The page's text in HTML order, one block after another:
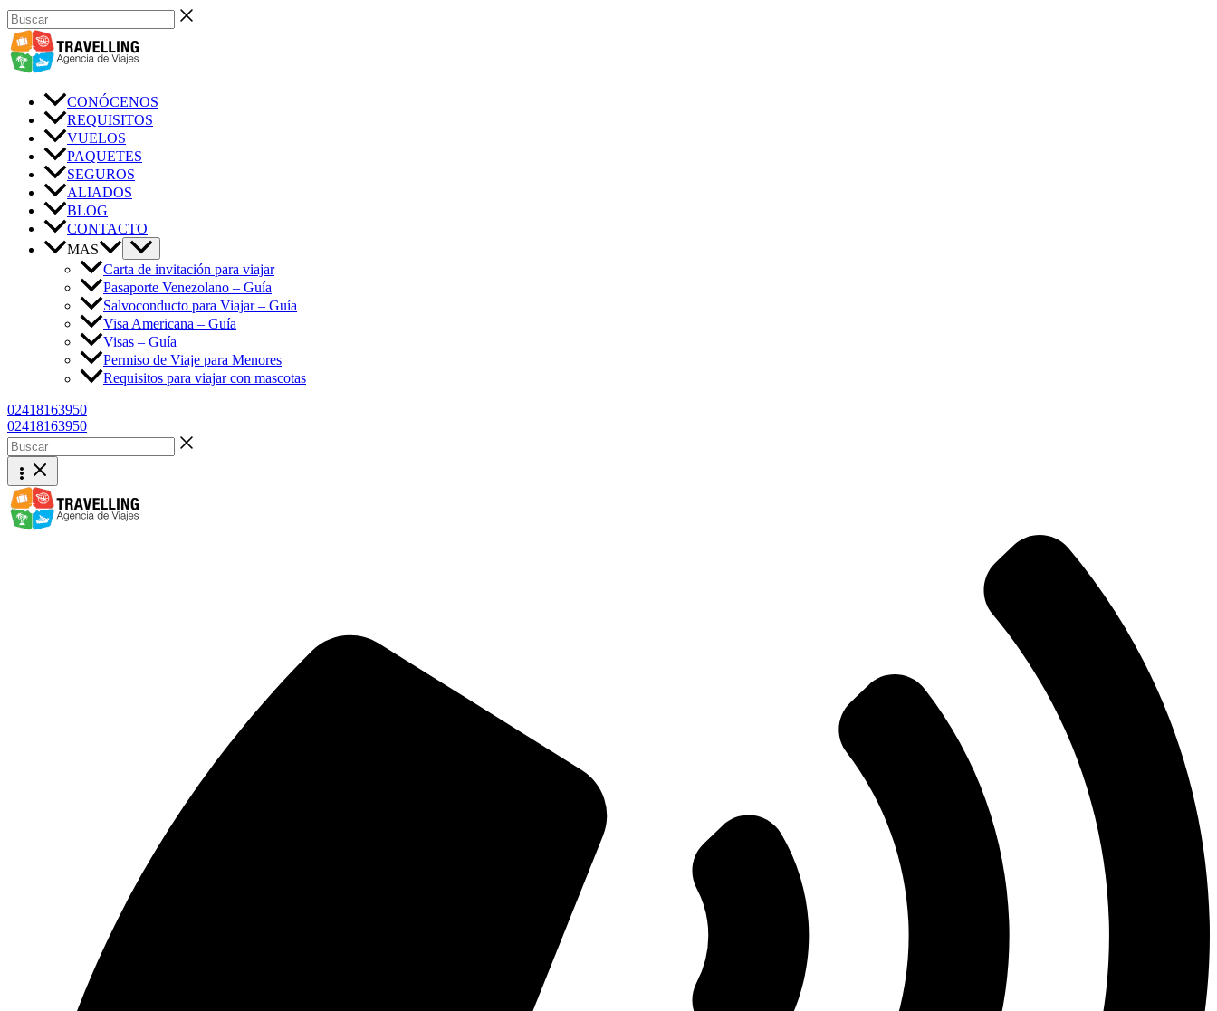
Ir
al
contenido
Buscar
CONÓCENOS
REQUISITOS
VUELOS
PAQUETES
SEGUROS
ALIADOS
BLOG
CONTACTO
MAS
Carta de invitación para viajar
Pasaporte Venezolano – Guía
Salvoconducto para Viajar – Guía
Visa Americana – Guía
Visas – Guía
Permiso de Viaje para Menores
Requisitos para viajar con mascotas
02418163950
02418163950
Buscar